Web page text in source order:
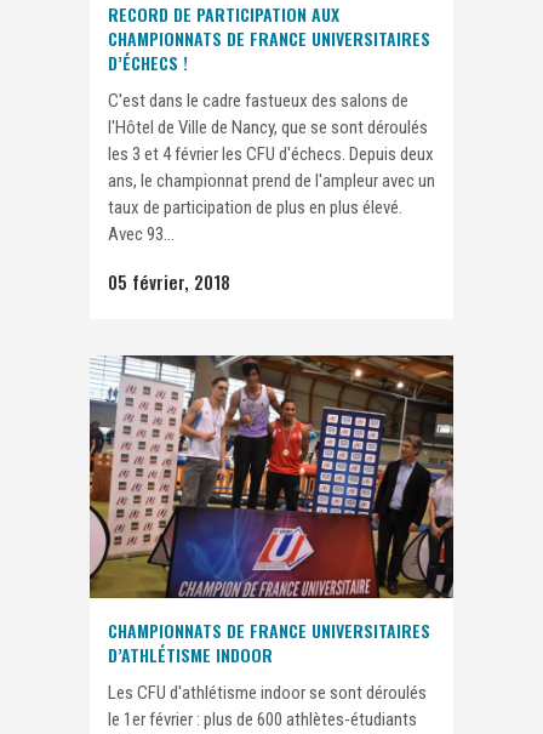
RECORD DE PARTICIPATION AUX
CHAMPIONNATS DE FRANCE UNIVERSITAIRES
D’ÉCHECS !
C'est dans le cadre fastueux des salons de
l'Hôtel de Ville de Nancy, que se sont déroulés
les 3 et 4 février les CFU d'échecs. Depuis deux
ans, le championnat prend de l'ampleur avec un
taux de participation de plus en plus élevé.
Avec 93...
05 février, 2018
CHAMPIONNATS DE FRANCE UNIVERSITAIRES
D’ATHLÉTISME INDOOR
Les CFU d'athlétisme indoor se sont déroulés
le 1er février : plus de 600 athlètes-étudiants